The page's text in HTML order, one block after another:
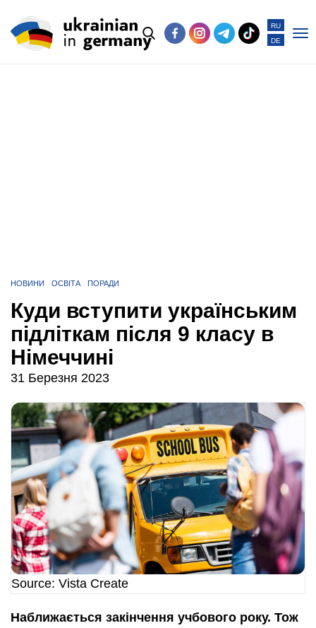
RU
DE
НОВИНИ ОСВІТА ПОРАДИ
Куди вступити українським
підліткам після 9 класу в
Німеччині
31 Березня 2023
Source: Vista Create
Наближається закінчення учбового року. Тож